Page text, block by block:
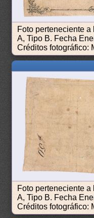
Foto perteneciente a
A, Tipo B. Fecha
Créditos fotográfico:
Foto perteneciente a
A, Tipo B. Fecha
Créditos fotográfico: